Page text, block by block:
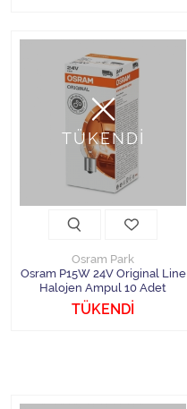
TÜKENDİ
Osram Park
Osram P15W 24V Original Line
Halojen Ampul 10 Adet
TÜKENDİ